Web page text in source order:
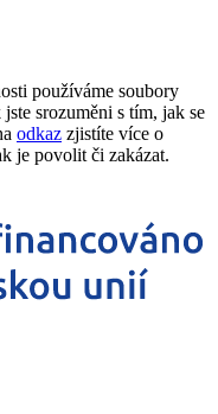
používáme soubory
srozuměni s tím, jak se
odkaz zjistíte více o
je povolit či zakázat.